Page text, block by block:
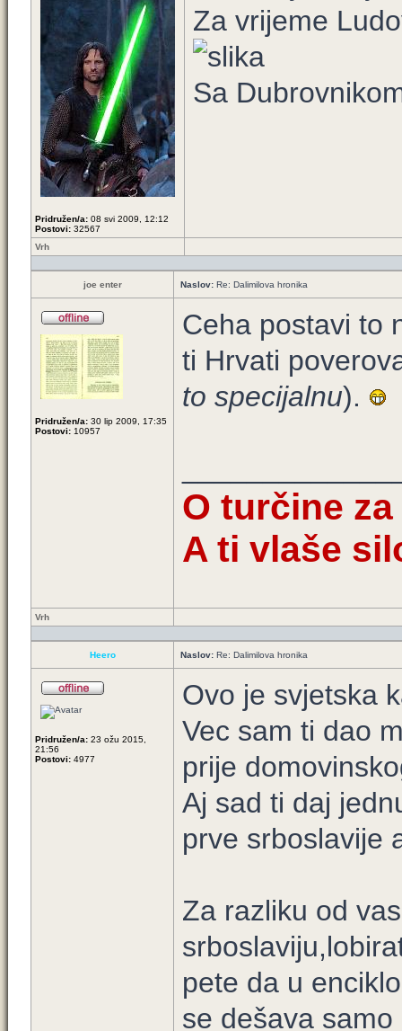
Pridružen/a: 08 svi 2009, 12:12
Postovi: 32567
Za vrijeme
Sa
Vrh
joe enter Naslov: Re: Dalimilova hronika
Pridružen/a: 30 lip 2009, 17:35
Postovi: 10957
Ceha postavi to
ti Hrvati
to specijalnu).
O turčine
A ti vlaše
Vrh
Heero Naslov: Re: Dalimilova hronika
Pridružen/a: 23 ožu 2015,
21:56
Postovi: 4977
Ovo je svjetska
Vec sam ti dao
prije
Aj sad ti daj
prve srboslavije
Za razliku od
pete da u
se dešava